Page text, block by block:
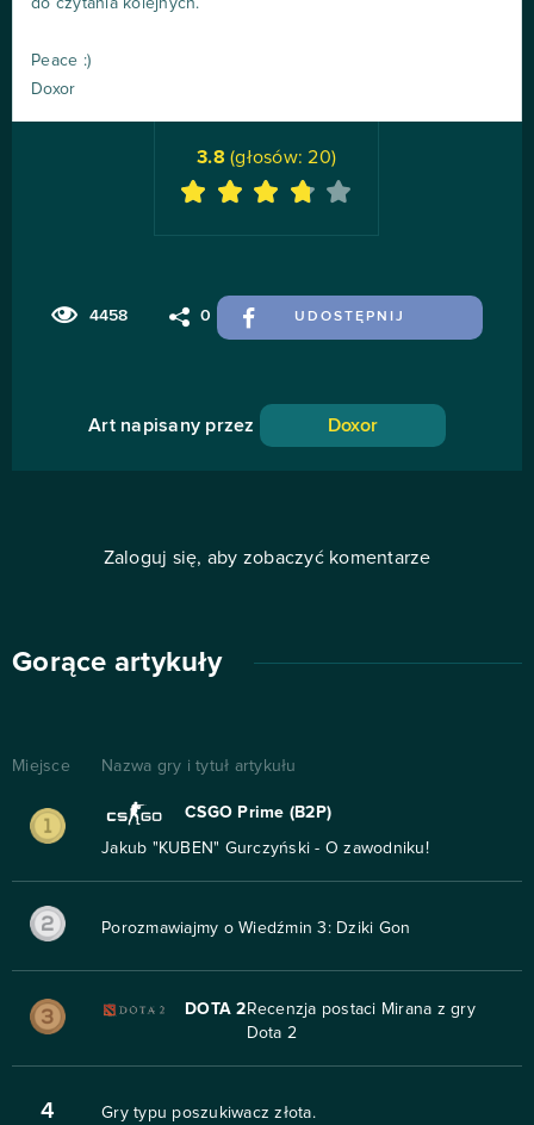
do czytania kolejnych.
Peace :)
Doxor
4458 0 UDOSTĘPNIJ
3.8 (głosów:20)
Art napisany przez Doxor
Zaloguj się, aby zobaczyć komentarze
Gorące artykuły
Miejsce Nazwa gry i tytuł artykułu
CSGO Prime (B2P)
Jakub "KUBEN" Gurczyński - O zawodniku!
Porozmawiajmy o Wiedźmin 3: Dziki Gon
DOTA 2 Recenzja postaci Mirana z gry
Dota 2
4 Gry typu poszukiwacz złota.